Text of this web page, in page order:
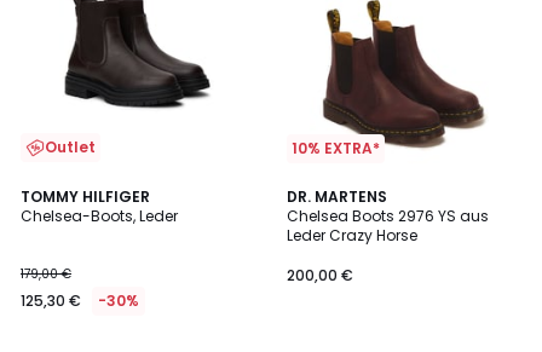
Outlet
TOMMY HILFIGER
Chelsea-Boots, Leder
179,00 €
125,30 € -30%
10% EXTRA*
DR. MARTENS
Chelsea Boots 2976 YS aus
Leder Crazy Horse
200,00 €